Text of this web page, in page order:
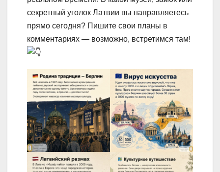
секретный уголок Латвии вы направляетесь
прямо сегодня? Пишите свои планы в
комментариях — возможно, встретимся там!